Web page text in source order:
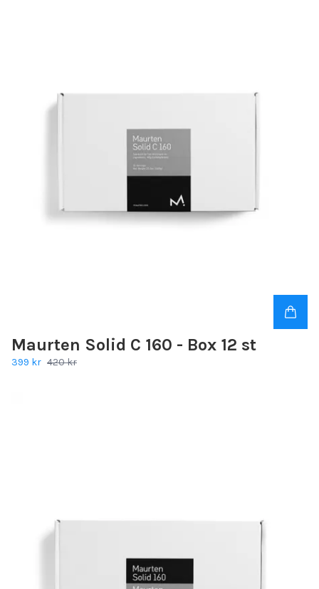
Maurten Solid C 160 - Box 12 st
399 kr 420 kr